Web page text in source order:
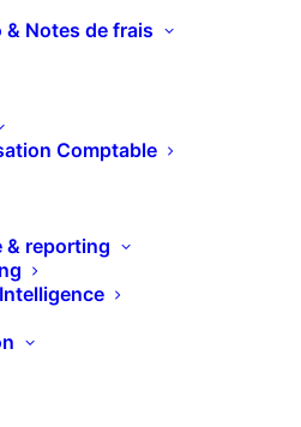
Notes de frais
Comptable
& reporting
en édition et en